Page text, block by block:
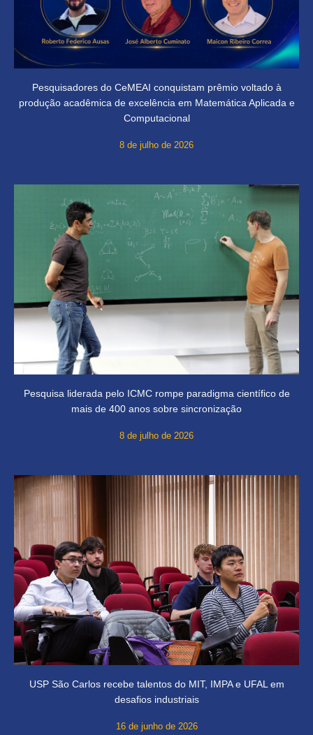
Pesquisadores do CeMEAI conquistam prêmio voltado à
produção acadêmica de excelência em Matemática Aplicada e
Computacional
8 de julho de 2026
Pesquisa liderada pelo ICMC rompe paradigma científico de
mais de 400 anos sobre sincronização
8 de julho de 2026
USP São Carlos recebe talentos do MIT, IMPA e UFAL em
desafios industriais
16 de junho de 2026